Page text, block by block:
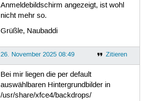
Anmeldebildschirm angezeigt, ist wohl
nicht mehr so.
Grüßle, Naubaddi
Zitieren
26. November 2025 08:49
Bei mir liegen die per default
auswählbaren Hintergrundbilder in
/usr/share/xfce4/backdrops/